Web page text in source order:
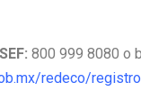
800 999 8080 o
redeco/